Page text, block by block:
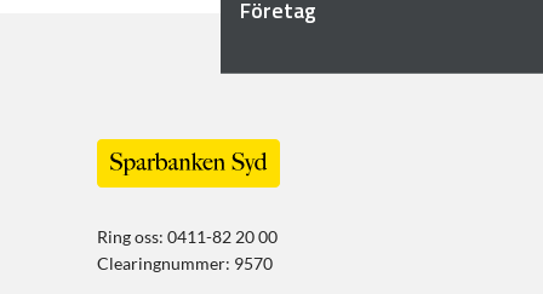
Företag
Ring oss: 0411-82 20 00
Clearingnummer: 9570